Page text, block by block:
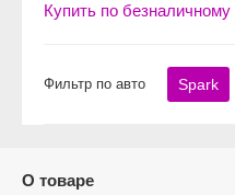
Купить по
Фильтр по авто Spark
О товаре